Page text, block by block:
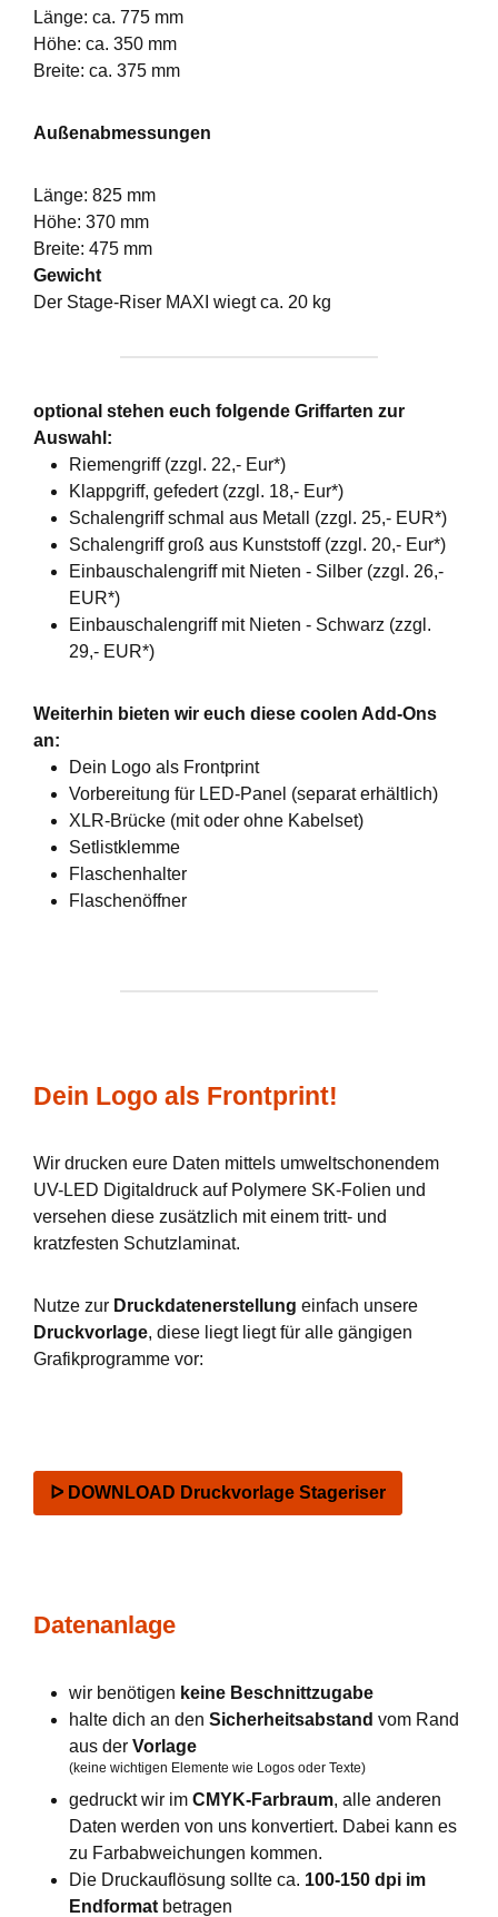
Länge: ca. 775 mm
Höhe: ca. 350 mm
Breite: ca. 375 mm
Außenabmessungen
Länge: 825 mm
Höhe: 370 mm
Breite: 475 mm
Gewicht
Der Stage-Riser MAXI wiegt ca. 20 kg
optional stehen euch folgende Griffarten zur
Auswahl:
Riemengriff (zzgl. 22,- Eur*)
Klappgriff, gefedert (zzgl. 18,- Eur*)
Schalengriff schmal aus Metall (zzgl. 25,- EUR*)
Schalengriff groß aus Kunststoff (zzgl. 20,- Eur*)
Einbauschalengriff mit Nieten - Silber (zzgl. 26,-
EUR*)
Einbauschalengriff mit Nieten - Schwarz (zzgl.
29,- EUR*)
Weiterhin bieten wir euch diese coolen Add-Ons
an:
Dein Logo als Frontprint
Vorbereitung für LED-Panel (separat erhältlich)
XLR-Brücke (mit oder ohne Kabelset)
Setlistklemme
Flaschenhalter
Flaschenöffner
Dein Logo als Frontprint!
Wir drucken eure Daten mittels umweltschonendem
UV-LED Digitaldruck auf Polymere SK-Folien und
versehen diese zusätzlich mit einem tritt- und
kratzfesten Schutzlaminat.
Nutze zur Druckdatenerstellung einfach unsere
Druckvorlage, diese liegt liegt für alle gängigen
Grafikprogramme vor:
ᐅ DOWNLOAD Druckvorlage Stageriser
Datenanlage
wir benötigen keine Beschnittzugabe
halte dich an den Sicherheitsabstand vom Rand
aus der Vorlage
(keine wichtigen Elemente wie Logos oder Texte)
gedruckt wir im CMYK-Farbraum, alle anderen
Daten werden von uns konvertiert. Dabei kann es
zu Farbabweichungen kommen.
Die Druckauflösung sollte ca. 100-150 dpi im
Endformat betragen